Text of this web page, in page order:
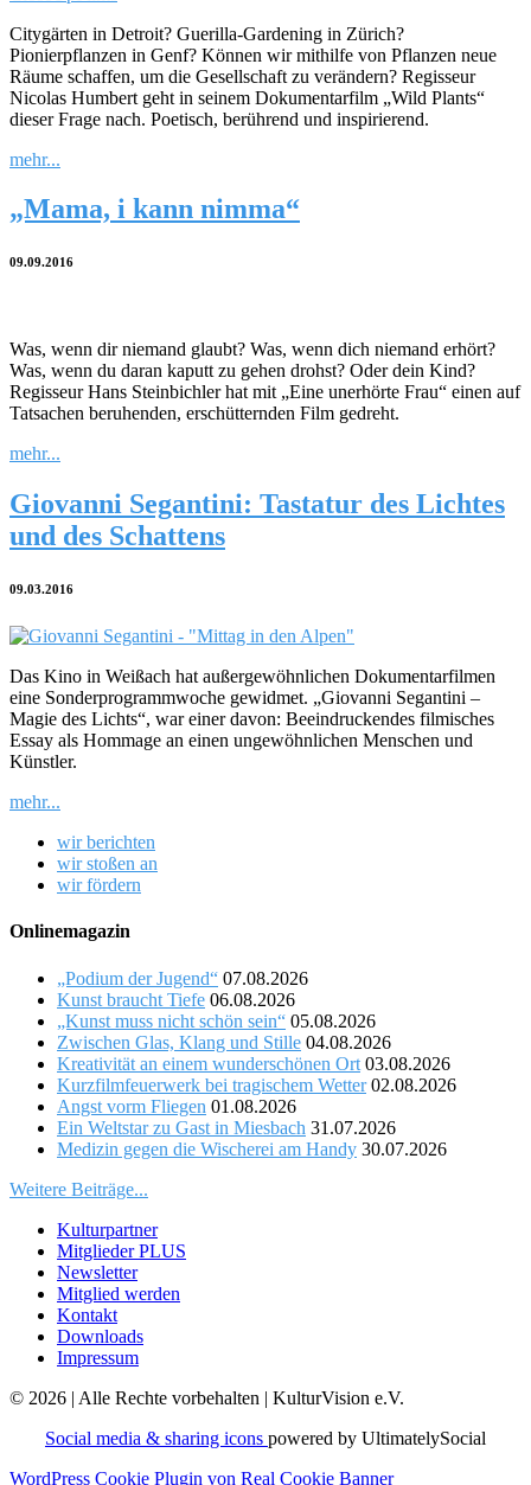
Citygärten in Detroit? Guerilla-Gardening in Zürich?
Pionierpflanzen in Genf? Können wir mithilfe von Pflanzen neue
Räume schaffen, um die Gesellschaft zu verändern? Regisseur
Nicolas Humbert geht in seinem Dokumentarfilm „Wild Plants“
dieser Frage nach. Poetisch, berührend und inspirierend.
mehr...
„Mama, i kann nimma“
09.09.2016
Was, wenn dir niemand glaubt? Was, wenn dich niemand erhört?
Was, wenn du daran kaputt zu gehen drohst? Oder dein Kind?
Regisseur Hans Steinbichler hat mit „Eine unerhörte Frau“ einen auf
Tatsachen beruhenden, erschütternden Film gedreht.
mehr...
Giovanni Segantini: Tastatur des Lichtes
und des Schattens
09.03.2016
Das Kino in Weißach hat außergewöhnlichen Dokumentarfilmen
eine Sonderprogrammwoche gewidmet. „Giovanni Segantini –
Magie des Lichts“, war einer davon: Beeindruckendes filmisches
Essay als Hommage an einen ungewöhnlichen Menschen und
Künstler.
mehr...
wir berichten
wir stoßen an
wir fördern
Onlinemagazin
„Podium der Jugend“ 07.08.2026
Kunst braucht Tiefe 06.08.2026
„Kunst muss nicht schön sein“ 05.08.2026
Zwischen Glas, Klang und Stille 04.08.2026
Kreativität an einem wunderschönen Ort 03.08.2026
Kurzfilmfeuerwerk bei tragischem Wetter 02.08.2026
Angst vorm Fliegen 01.08.2026
Ein Weltstar zu Gast in Miesbach 31.07.2026
Medizin gegen die Wischerei am Handy 30.07.2026
Weitere Beiträge...
Kulturpartner
Mitglieder PLUS
Newsletter
Mitglied werden
Kontakt
Downloads
Impressum
© 2026 | Alle Rechte vorbehalten | KulturVision e.V.
Social media & sharing icons powered by UltimatelySocial
WordPress Cookie Plugin von Real Cookie Banner